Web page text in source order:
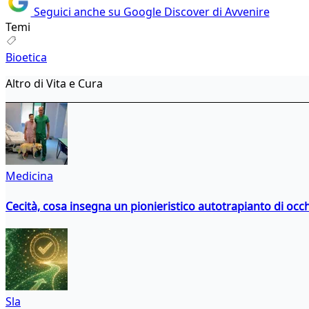
Seguici anche su Google Discover di Avvenire
Temi
Bioetica
Altro di Vita e Cura
Medicina
Cecità, cosa insegna un pionieristico autotrapianto di
Sla